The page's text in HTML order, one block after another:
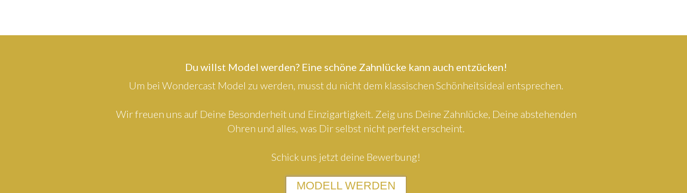
Du willst Model werden? Eine schöne Zahnlücke kann auch entzücken!
Um bei Wondercast Model zu werden, musst du nicht dem klassischen Schönheitsideal entsprechen.
Wir freuen uns auf Deine Besonderheit und Einzigartigkeit. Zeig uns Deine Zahnlücke, Deine abstehenden
Ohren und alles, was Dir selbst nicht perfekt erscheint.
Schick uns jetzt deine Bewerbung!
MODELL WERDEN